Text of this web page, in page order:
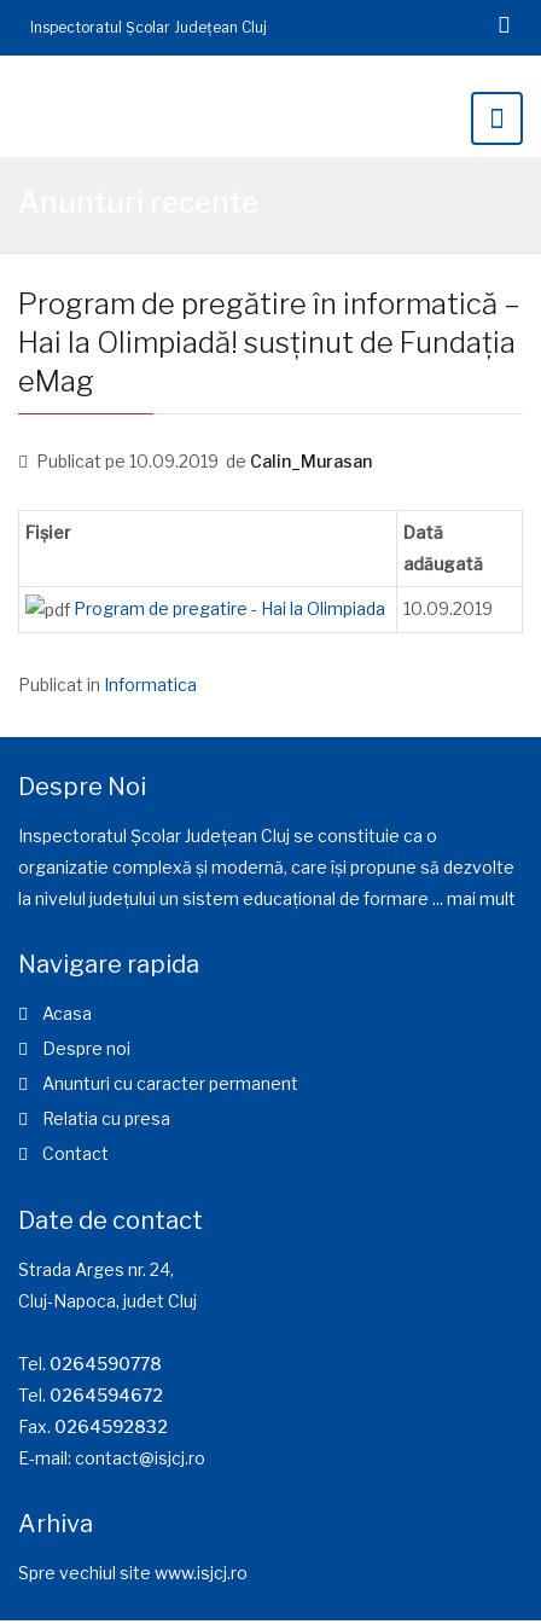
Inspectoratul Şcolar Județean Cluj
Program de pregătire în informatică –
Hai la Olimpiadă! susținut de Fundația
eMag
Publicat pe 10.09.2019 de Calin_Murasan
Fișier
Dată
adăugată
Program de pregatire - Hai la Olimpiada 10.09.2019
Publicat in Informatica
Despre Noi
Inspectoratul Școlar Județean Cluj se constituie ca o
organizatie complexă și modernă, care își propune să dezvolte
la nivelul județului un sistem educațional de formare ... mai mult
Navigare rapida
Acasa
Despre noi
Anunturi cu caracter permanent
Relatia cu presa
Contact
Date de contact
Strada Arges nr. 24,
Cluj-Napoca, judet Cluj
Tel. 0264590778
Tel. 0264594672
Fax. 0264592832
E-mail: contact@isjcj.ro
Arhiva
Spre vechiul site www.isjcj.ro